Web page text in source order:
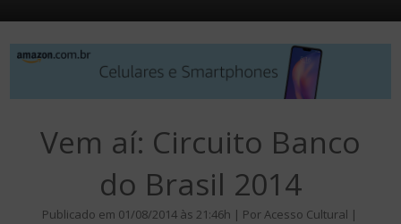
Vem aí: Circuito Banco
do Brasil 2014
Publicado em 01/08/2014 às 21:46h | Por Acesso Cultural |